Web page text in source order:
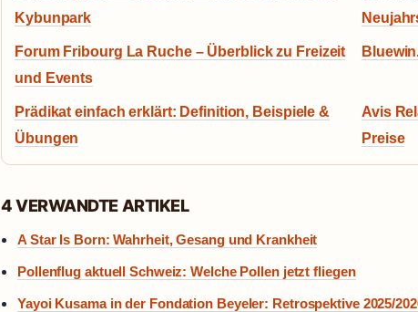
Kybunpark
Forum Fribourg La Ruche – Überblick zu Freizeit
und Events
Prädikat einfach erklärt: Definition, Beispiele &
Übungen
Avis
Preise
4 VERWANDTE ARTIKEL
A Star Is Born: Wahrheit, Gesang und Krankheit
Pollenflug aktuell Schweiz: Welche Pollen jetzt fliegen
Yayoi Kusama in der Fondation Beyeler: Retrospektive 2025/